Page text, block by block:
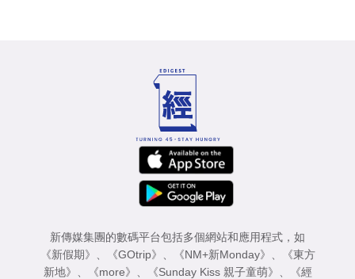
新傳媒集團的數碼平台包括多個網站和應用程式，如
《新假期》
《GOtrip》 《NM+新Monday》
《東方
新地》
《more》 《Sunday Kiss 親子童萌》
《經